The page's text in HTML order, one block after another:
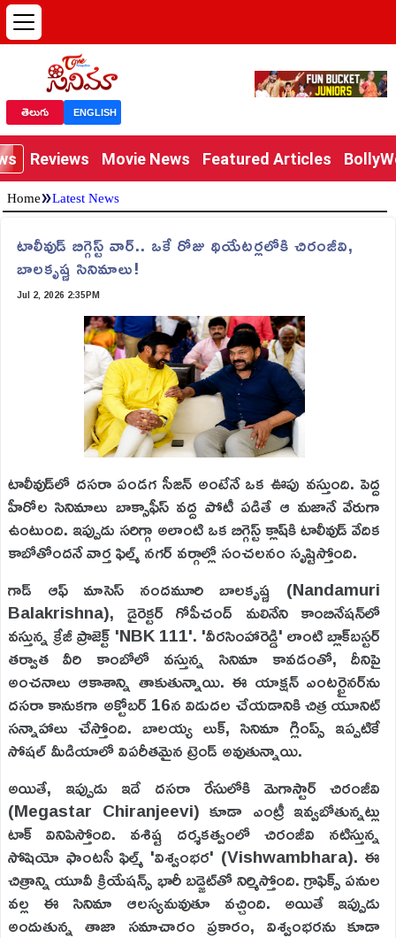
తెలుగు ENGLISH
Reviews Movie News Featured Articles
Home»Latest News
టాలీవుడ్ బిగ్గెస్ట్ వార్.. ఒకే రోజు థియేటర్లలోకి చిరంజీవి,
బాలకృష్ణ సినిమాలు!
Jul 2, 2026 2:35PM
టాలీవుడ్‌లో దసరా పండగ సీజన్ అంటేనే ఒక ఊపు వస్తుంది. పెద్ద
హీరోల సినిమాలు బాక్సాఫీస్ వద్ద పోటీ పడితే ఆ మజానే వేరుగా
ఉంటుంది. ఇప్పుడు సరిగ్గా అలాంటి ఒక బిగ్గెస్ట్ క్లాష్‌కి టాలీవుడ్ వేదిక
కాబోతోందనే వార్త ఫిల్మ్ నగర్ వర్గాల్లో సంచలనం సృష్టిస్తోంది.
గాడ్ ఆఫ్ మాసెస్ నందమూరి బాలకృష్ణ (Nandamuri
Balakrishna), డైరెక్టర్ గోపీచంద్ మలినేని కాంబినేషన్‌లో
వస్తున్న క్రేజీ ప్రాజెక్ట్ 'NBK 111'. 'వీరసింహారెడ్డి' లాంటి బ్లాక్‌బస్టర్
తర్వాత వీరి కాంబోలో వస్తున్న సినిమా కావడంతో, దీనిపై
అంచనాలు ఆకాశాన్ని తాకుతున్నాయి. ఈ యాక్షన్ ఎంటర్టైనర్‌ను
దసరా కానుకగా అక్టోబర్ 16న విడుదల చేయడానికి చిత్ర యూనిట్
సన్నాహాలు చేస్తోంది. బాలయ్య లుక్, సినిమా గ్లింప్స్ ఇప్పటికే
సోషల్ మీడియాలో విపరీతమైన ట్రెండ్ అవుతున్నాయి.
అయితే, ఇప్పుడు ఇదే దసరా రేసులోకి మెగాస్టార్ చిరంజీవి
(Megastar Chiranjeevi) కూడా ఎంట్రీ ఇవ్వబోతున్నట్లు
టాక్ వినిపిస్తోంది. వశిష్ట దర్శకత్వంలో చిరంజీవి నటిస్తున్న
సోషియో ఫాంటసీ ఫిల్మ్ 'విశ్వంభర' (Vishwambhara). ఈ
చిత్రాన్ని యూవీ క్రియేషన్స్ భారీ బడ్జెట్‌తో నిర్మిస్తోంది. గ్రాఫిక్స్ పనుల
వల్ల ఈ సినిమా ఆలస్యమవుతూ వచ్చింది. అయితే ఇప్పుడు
అందుతున్న తాజా సమాచారం ప్రకారం, విశ్వంభరను కూడా